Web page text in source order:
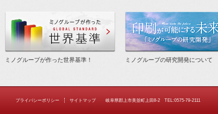
作った世界基準
ミノグループが作った世界基準！ ミノグループの研究開発について
プライバシーポリシー サイトマップ 岐阜県郡上市美並町上田8-2 TEL:0575-79-2111